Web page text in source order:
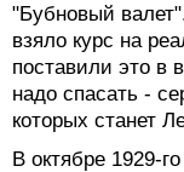
"Бубновый
взяло курс на
поставили это в
надо спасать -
которых станет
В октябре 1929-